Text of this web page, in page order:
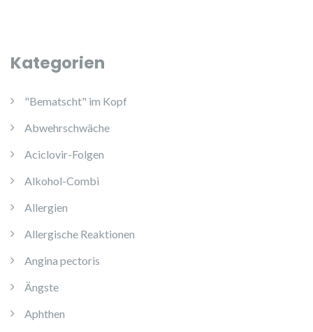
Kategorien
"Bematscht" im Kopf
Abwehrschwäche
Aciclovir-Folgen
Alkohol-Combi
Allergien
Allergische Reaktionen
Angina pectoris
Ängste
Aphthen